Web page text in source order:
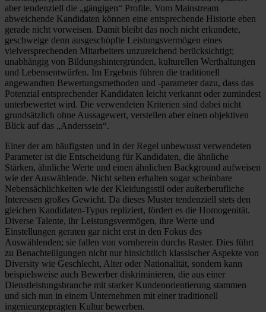
aber tendenziell die „gängigen“ Profile. Vom Mainstream
abweichende Kandidaten können eine entsprechende Historie eben
gerade nicht vorweisen. Damit bleibt das noch nicht erkundete,
geschweige denn ausgeschöpfte Leistungsvermögen eines
vielversprechenden Mitarbeiters unzureichend berücksichtigt;
unabhängig von Bildungshintergründen, kulturellen Werthaltungen
und Lebensentwürfen. Im Ergebnis führen die traditionell
angewandten Bewertungsmethoden und -parameter dazu, dass das
Potenzial entsprechender Kandidaten leicht verkannt oder zumindest
unterbewertet wird. Die verwendeten Kriterien sind dabei nicht
grundsätzlich ohne Aussagewert, verstellen aber einen objektiven
Blick auf das „Anderssein“.
Einer der am häufigsten und in der Regel unbewusst verwendeten
Parameter ist die Entscheidung für Kandidaten, die ähnliche
Stärken, ähnliche Werte und einen ähnlichen Background aufweisen
wie der Auswählende. Nicht selten erhalten sogar scheinbare
Nebensächlichkeiten wie der Kleidungsstil oder außerberufliche
Interessen großes Gewicht. Da dieses Muster tendenziell stets den
gleichen Kandidaten-Typus repliziert, fördert es die Homogenität.
Diverse Talente, ihr Leistungsvermögen, ihre Werte und
Einstellungen geraten gar nicht erst in den Fokus des
Auswählenden; sie fallen von vornherein durchs Raster. Dies führt
zu Benachteiligungen nicht nur hinsichtlich klassischer Aspekte von
Diversity wie Geschlecht, Alter oder Nationalität, sondern kann
beispielsweise auch Bewerber diskriminieren, die aus einer
Dienstleistungsbranche mit starker Kundenorientierung stammen
und sich nun in einem Unternehmen mit einer traditionell
ingenieurgeprägten Kultur bewerben.